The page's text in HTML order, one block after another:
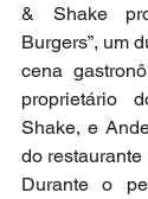
& Shake
Burgers”, um
cena
proprietário
Shake, e
do
Durante o